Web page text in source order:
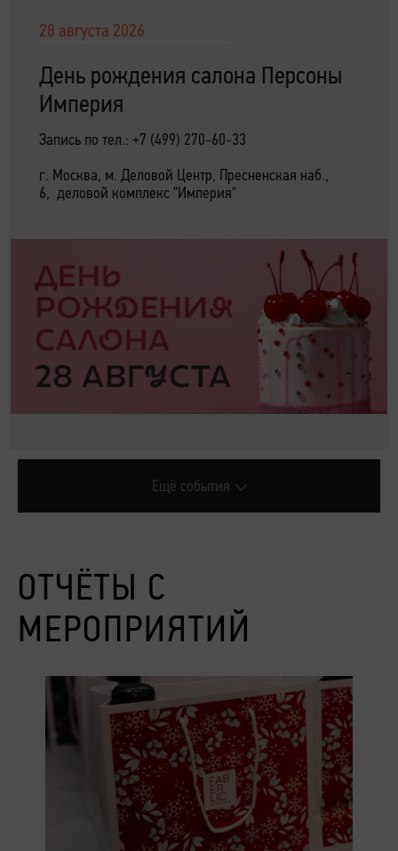
28 августа 2026
День рождения салона Персоны
Империя
Запись по тел.: +7 (499) 270-60-33
г. Москва, м. Деловой Центр, Пресненская наб.,
6, деловой комплекс "Империя"
Ещё события
ОТЧЁТЫ С
МЕРОПРИЯТИЙ